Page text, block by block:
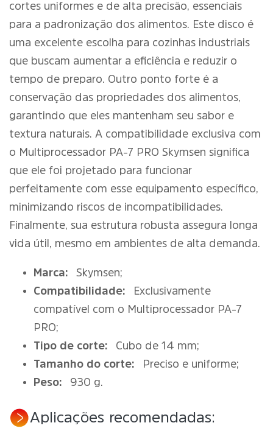
cortes uniformes e de alta precisão, essenciais
para a padronização dos alimentos. Este disco é
uma excelente escolha para cozinhas industriais
que buscam aumentar a eficiência e reduzir o
tempo de preparo. Outro ponto forte é a
conservação das propriedades dos alimentos,
garantindo que eles mantenham seu sabor e
textura naturais. A compatibilidade exclusiva com
o Multiprocessador PA-7 PRO Skymsen significa
que ele foi projetado para funcionar
perfeitamente com esse equipamento específico,
minimizando riscos de incompatibilidades.
Finalmente, sua estrutura robusta assegura longa
vida útil, mesmo em ambientes de alta demanda.
Marca:
Skymsen;
Compatibilidade:
Exclusivamente
compatível com o Multiprocessador PA-7
PRO;
Tipo de corte:
Cubo de 14 mm;
Tamanho do corte:
Preciso e uniforme;
Peso:
930 g.
Aplicações recomendadas: